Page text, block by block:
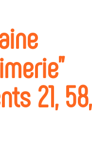
21, 58,